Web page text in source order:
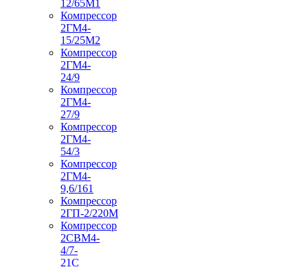
12/65М1
Компрессор
2ГМ4-
15/25М2
Компрессор
2ГМ4-
24/9
Компрессор
2ГМ4-
27/9
Компрессор
2ГМ4-
54/3
Компрессор
2ГМ4-
9,6/161
Компрессор
2ГП-2/220М
Компрессор
2СВМ4-
4/7-
21С